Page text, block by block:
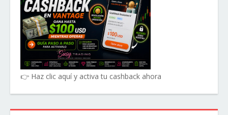
👉 Haz clic aquí y activa tu cashback ahora